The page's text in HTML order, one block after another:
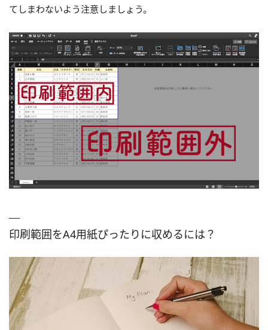
てしまわないよう注意しましょう。
印刷範囲をA4用紙ぴったりに収めるには？